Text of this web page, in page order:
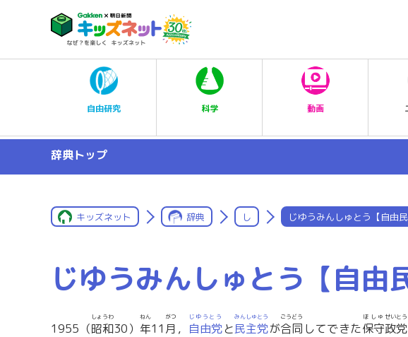
自由研究 科学 動画
辞典トップ
キッズネット 辞典 し じゆうみんしゅとう【自由民
じゆうみんしゅとう【自由
1955（昭和
しょうわ
30） 年
ねん
11 月
がつ
， 自由党
じゆうとう
と民主党
みんしゅとう
が合同
ごうどう
してできた保守
ほしゅ
政党
せいとう